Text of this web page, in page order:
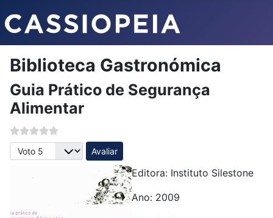
Biblioteca Gastronómica
Guia Prático de Segurança
Alimentar
Avalie, por favor
Editora: Instituto Silestone
Ano: 2009